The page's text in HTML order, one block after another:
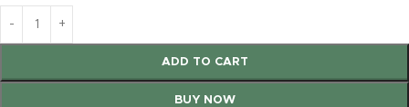
ADD TO CART
BUY NOW